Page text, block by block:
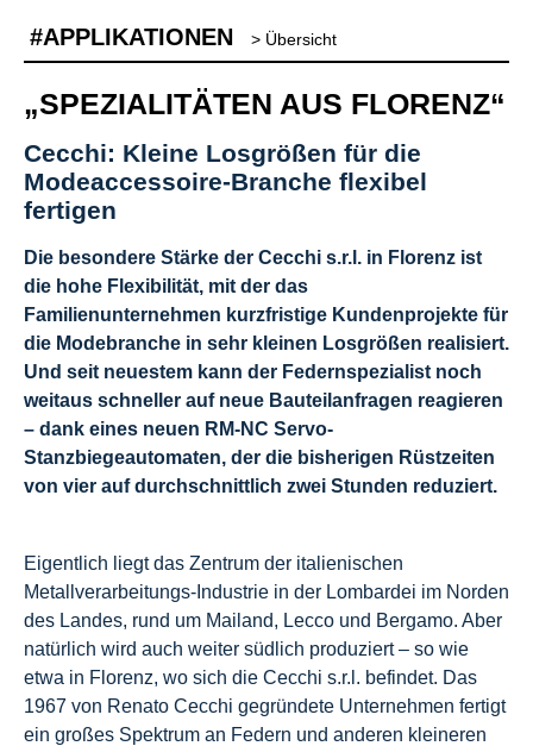
#APPLIKATIONEN > Übersicht
„SPEZIALITÄTEN AUS FLORENZ“
Cecchi: Kleine Losgrößen für die
Modeaccessoire-Branche flexibel
fertigen
Die besondere Stärke der Cecchi s.r.l. in Florenz ist
die hohe Flexibilität, mit der das
Familienunternehmen kurzfristige Kundenprojekte für
die Modebranche in sehr kleinen Losgrößen realisiert.
Und seit neuestem kann der Federnspezialist noch
weitaus schneller auf neue Bauteilanfragen reagieren
– dank eines neuen RM-NC Servo-
Stanzbiegeautomaten, der die bisherigen Rüstzeiten
von vier auf durchschnittlich zwei Stunden reduziert.
Eigentlich liegt das Zentrum der italienischen
Metallverarbeitungs-Industrie in der Lombardei im Norden
des Landes, rund um Mailand, Lecco und Bergamo. Aber
natürlich wird auch weiter südlich produziert – so wie
etwa in Florenz, wo sich die Cecchi s.r.l. befindet. Das
1967 von Renato Cecchi gegründete Unternehmen fertigt
ein großes Spektrum an Federn und anderen kleineren